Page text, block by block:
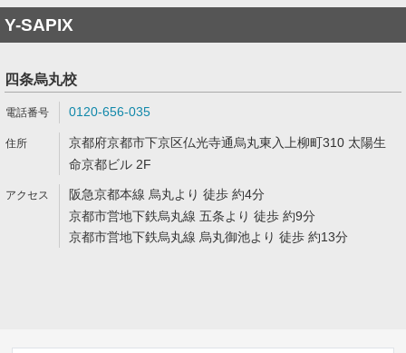
Y-SAPIX
四条烏丸校
0120-656-035
京都府京都市下京区仏光寺通烏丸東入上柳町310 太陽生
命京都ビル 2F
阪急京都本線 烏丸より 徒歩 約4分
京都市営地下鉄烏丸線 五条より 徒歩 約9分
京都市営地下鉄烏丸線 烏丸御池より 徒歩 約13分